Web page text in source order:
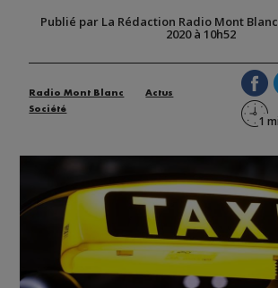
Publié par La Rédaction Radio Mont Blanc
2020 à 10h52
Radio Mont Blanc
Actus
Société